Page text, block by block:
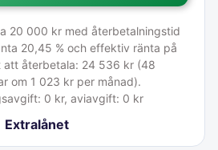
20 000 kr med återbetalningstid
20,45 % och effektiv ränta på
att återbetala: 24 536 kr (48
om 1 023 kr per månad).
0 kr, aviavgift: 0 kr
Extralånet